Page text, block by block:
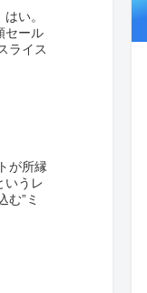
い。
セール
ライス
が所縁
いうレ
む”ミ